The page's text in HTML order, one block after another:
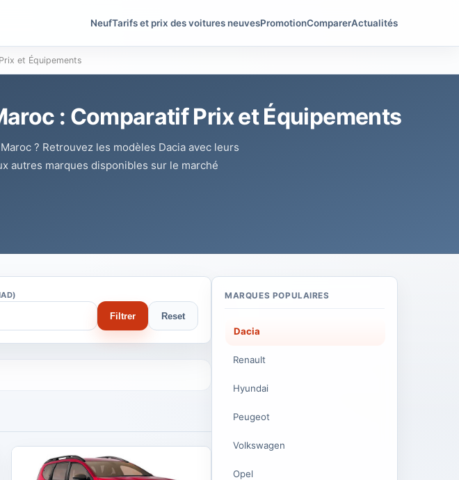
NeufTarifs et prix des voitures neuvesPromotionComparerActualités
et Équipements
: Comparatif Prix et Équipements
? Retrouvez les modèles Dacia avec leurs
autres marques disponibles sur le marché
Filtrer Reset
MARQUES POPULAIRES
Dacia
Renault
Hyundai
Peugeot
Volkswagen
Opel